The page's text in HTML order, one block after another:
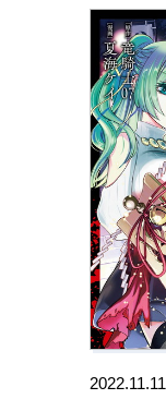
2022.11.11